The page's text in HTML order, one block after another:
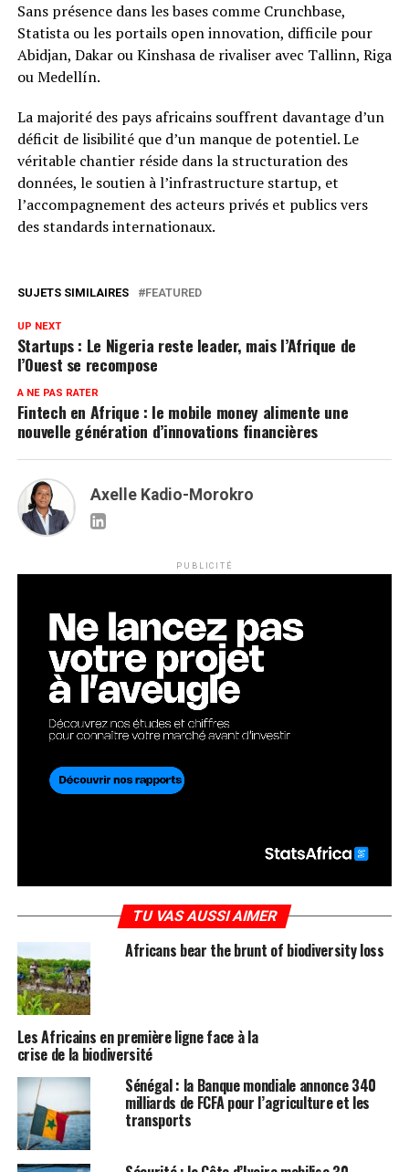
Sans présence dans les bases comme Crunchbase,
Statista ou les portails open innovation, difficile pour
Abidjan, Dakar ou Kinshasa de rivaliser avec Tallinn, Riga
ou Medellín.
La majorité des pays africains souffrent davantage d’un
déficit de lisibilité que d’un manque de potentiel. Le
véritable chantier réside dans la structuration des
données, le soutien à l’infrastructure startup, et
l’accompagnement des acteurs privés et publics vers
des standards internationaux.
SUJETS SIMILAIRES FEATURED
UP NEXT
Startups : Le Nigeria reste leader, mais l’Afrique de
l’Ouest se recompose
A NE PAS RATER
Fintech en Afrique : le mobile money alimente une
nouvelle génération d’innovations financières
Axelle Kadio-Morokro
PUBLICITÉ
TU VAS AUSSI AIMER
Africans bear the brunt of biodiversity loss
Les Africains en première ligne face à la
crise de la biodiversité
Sénégal : la Banque mondiale annonce 340
milliards de FCFA pour l’agriculture et les
transports